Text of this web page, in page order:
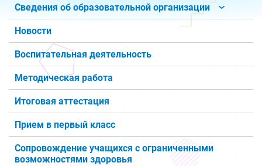
Сведения об образовательной организации
Новости
Воспитательная деятельность
Методическая работа
Итоговая аттестация
Прием в первый класс
Сопровождение учащихся с ограниченными
возможностями здоровья